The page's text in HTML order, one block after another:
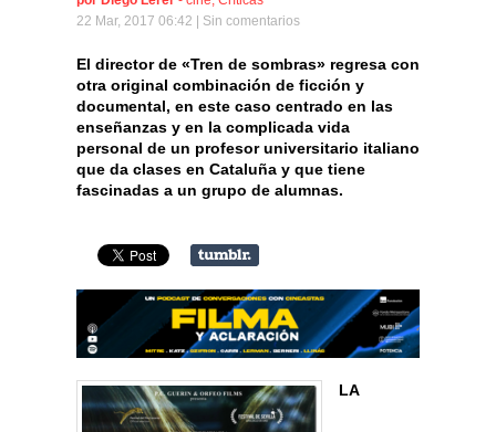
22 Mar, 2017 06:42 | Sin comentarios
El director de «Tren de sombras» regresa con
otra original combinación de ficción y
documental, en este caso centrado en las
enseñanzas y en la complicada vida
personal de un profesor universitario italiano
que da clases en Cataluña y que tiene
fascinadas a un grupo de alumnas.
LA